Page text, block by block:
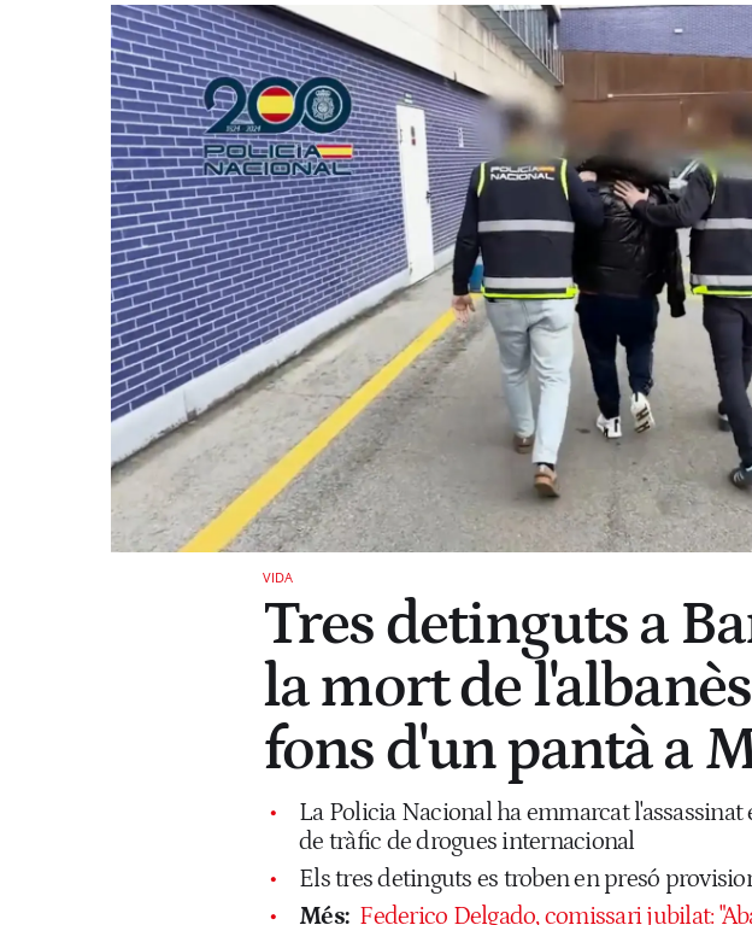
VIDA
Tres detinguts a
la mort de
fons d'un pantà a
La Policia Nacional ha emmarcat
de tràfic de drogues internacional
Els tres detinguts es troben en presó
Més: Federico Delgado, comissari jubilat: